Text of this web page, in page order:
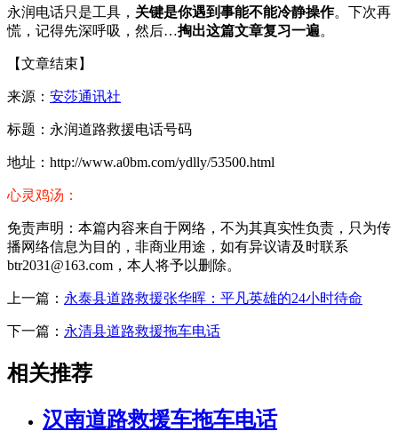
永润电话只是工具， 关键是你遇到事能不能冷静操作。下次再
慌，记得先深呼吸，然后…掏出这篇文章复习一遍。
【文章结束】
来源： 安莎通讯社
标题：永润道路救援电话号码
地址：http://www.a0bm.com/ydlly/53500.html
心灵鸡汤：
免责声明：本篇内容来自于网络，不为其真实性负责，只为传
播网络信息为目的，非商业用途，如有异议请及时联系
btr2031@163.com，本人将予以删除。
上一篇： 永泰县道路救援张华晖：平凡英雄的24小时待命
下一篇： 永清县道路救援拖车电话
相关推荐
汉南道路救援车拖车电话